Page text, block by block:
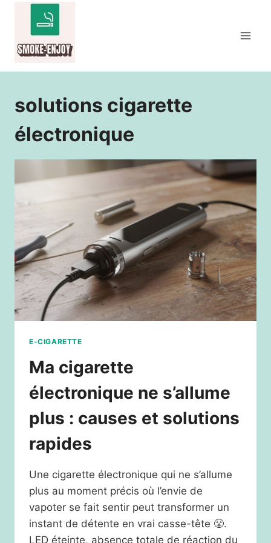
contenu
solutions cigarette
électronique
E-CIGARETTE
Ma cigarette
électronique ne s’allume
plus : causes et solutions
rapides
Une cigarette électronique qui ne s’allume
plus au moment précis où l’envie de
vapoter se fait sentir peut transformer un
instant de détente en vrai casse-tête 😤.
LED éteinte, absence totale de réaction du